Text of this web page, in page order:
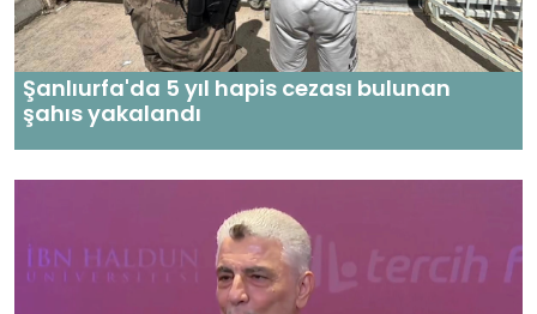
Şanlıurfa'da 5 yıl hapis cezası bulunan
şahıs yakalandı